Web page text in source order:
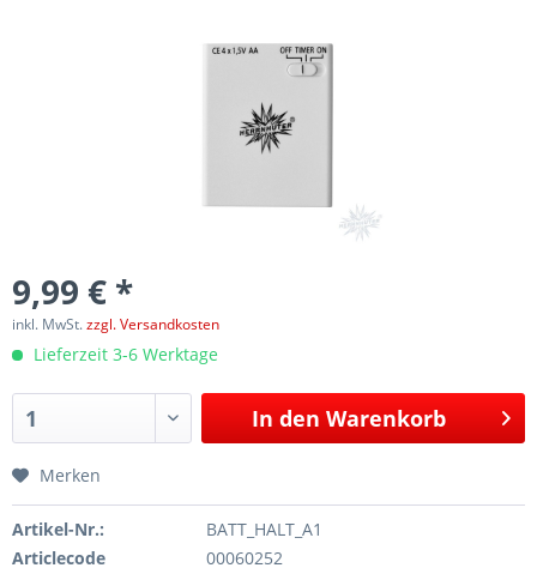
9,99 € *
inkl. MwSt.zzgl. Versandkosten
Lieferzeit 3-6 Werktage
In den Warenkorb
Merken
Artikel-Nr.:
BATT_HALT_A1
Articlecode
00060252